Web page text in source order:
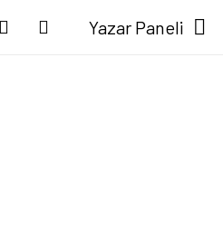
Yazar Paneli